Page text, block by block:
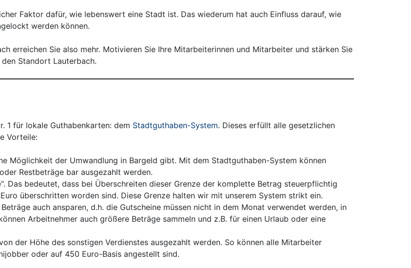
Faktor dafür, wie lebenswert eine Stadt ist. Das wiederum hat auch Einfluss darauf, wie
werden können.
erreichen Sie also mehr. Motivieren Sie Ihre Mitarbeiterinnen und Mitarbeiter und stärken Sie
Standort Lauterbach.
1 für lokale Guthabenkarten: dem Stadtguthaben-System. Dieses erfüllt alle gesetzlichen
Vorteile:
Möglichkeit der Umwandlung in Bargeld gibt. Mit dem Stadtguthaben-System können
Restbeträge bar ausgezahlt werden.
Das bedeutet, dass bei Überschreiten dieser Grenze der komplette Betrag steuerpflichtig
überschritten worden sind. Diese Grenze halten wir mit unserem System strikt ein.
auch ansparen, d.h. die Gutscheine müssen nicht in dem Monat verwendet werden, in
Arbeitnehmer auch größere Beträge sammeln und z.B. für einen Urlaub oder eine
der Höhe des sonstigen Verdienstes ausgezahlt werden. So können alle Mitarbeiter
oder auf 450 Euro-Basis angestellt sind.